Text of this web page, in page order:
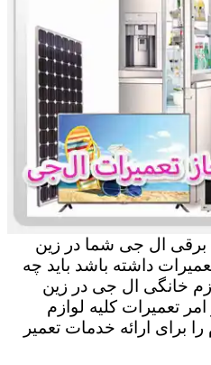
برقی ال جی شما در زین
داشته باشد باید چه
خانگی ال جی در زین
امر تعمیرات کلیه لوازم
برای ارائه خدمات تعمیر